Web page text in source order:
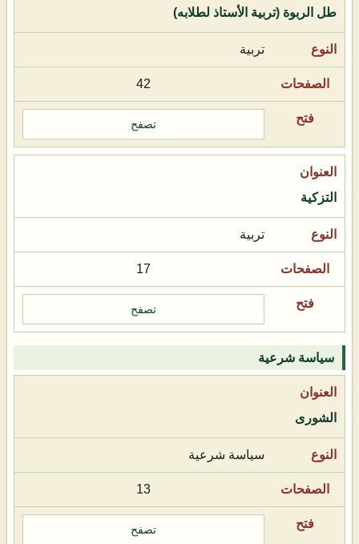
طل الربوة (تربية الأستاذ لطلابه)
تربية
42
تصفح
التزكية
تربية
17
تصفح
سياسة شرعية
الشورى
سياسة شرعية
13
تصفح